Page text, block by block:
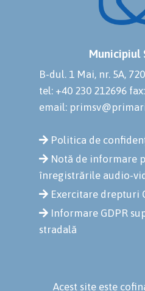
Municipiul
B-dul. 1 Mai, nr. 5A,
tel: +40 230 212696
email:
Politica de
Notă de informare
înregistrările audio-
Exercitare drepturi
Informare GDPR
stradală
Acest site este